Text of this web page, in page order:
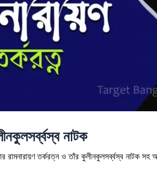
নাটক
তর্করত্ন ও তাঁর কুলীনকুলসর্ব্বস্ব নাটক সহ